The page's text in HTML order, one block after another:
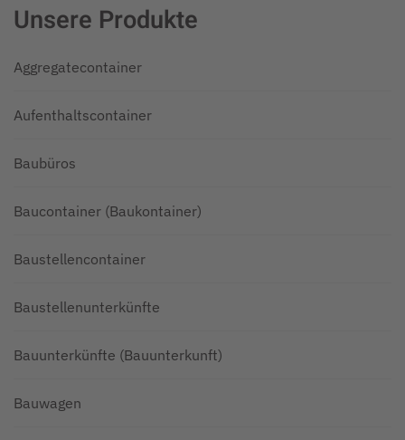
Unsere Produkte
Aggregatecontainer
Aufenthaltscontainer
Baubüros
Baucontainer (Baukontainer)
Baustellencontainer
Baustellenunterkünfte
Bauunterkünfte (Bauunterkunft)
Bauwagen